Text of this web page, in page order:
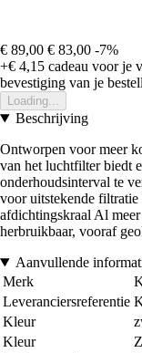
€ 89,00 € 83,00 -7%
+€ 4,15 cadeau voor je
bevestiging van je
Loading...
Beschrijving
Ontworpen voor meer
van het luchtfilter biedt
onderhoudsinterval te
voor uitstekende filtratie
afdichtingskraal Al
herbruikbaar, vooraf
Aanvullende
Merk
Leveranciersreferentie
Kleur
Kleur